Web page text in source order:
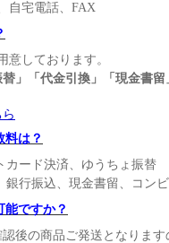
自宅電話、FAX
意しております。
替」「代金引換」「現金書
料は？
カード決済、ゆうちょ振替
銀行振込、現金書留、コン
能ですか？
後の商品ご発送となります